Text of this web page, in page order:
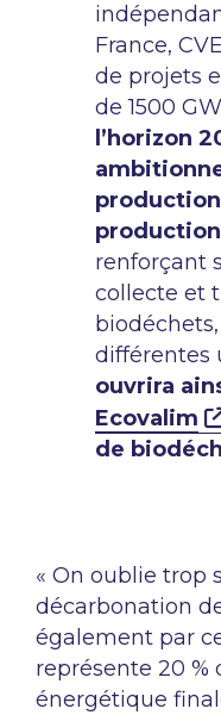
France,
de projets
de 1500
l’horizon
production
renforçant
collecte et
différentes
ouvrira
Ecovalim
de
« On oublie trop
décarbonation
également par
représente 20
énergétique